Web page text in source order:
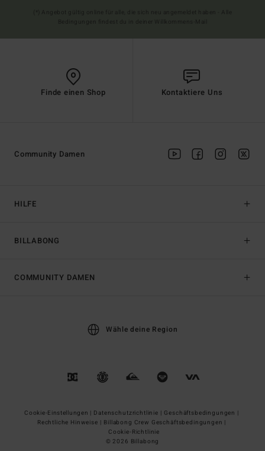
Finde einen Shop Kontaktiere Uns
HILFE
BILLABONG
Community Damen
COMMUNITY DAMEN
Wähle deine Region
Cookie-Einstellungen | Datenschutzrichtlinie | Geschäftsbedingungen |
Rechtliche Hinweise | Billabong Crew Geschäftsbedingungen |
Cookie-Richtlinie
© 2026 Billabong